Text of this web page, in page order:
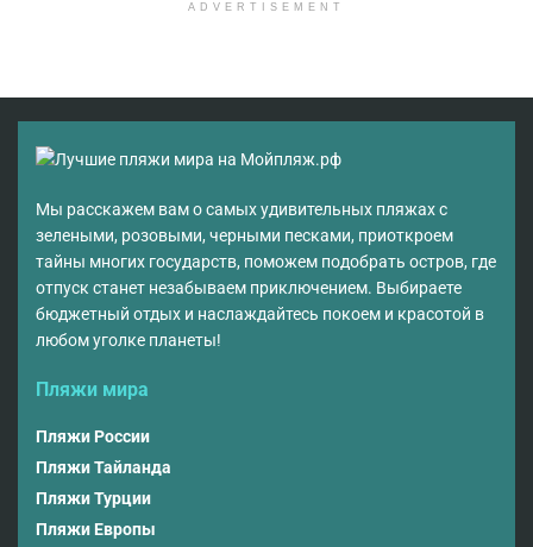
ADVERTISEMENT
Мы расскажем вам о самых удивительных пляжах с
зелеными, розовыми, черными песками, приоткроем
тайны многих государств, поможем подобрать остров, где
отпуск станет незабываем приключением. Выбираете
бюджетный отдых и наслаждайтесь покоем и красотой в
любом уголке планеты!
Пляжи мира
Пляжи России
Пляжи Тайланда
Пляжи Турции
Пляжи Европы